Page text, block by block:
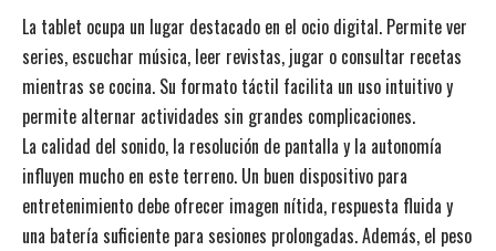
La tablet ocupa un lugar destacado en el ocio digital. Permite ver
series, escuchar música, leer revistas, jugar o consultar recetas
mientras se cocina. Su formato táctil facilita un uso intuitivo y
permite alternar actividades sin grandes complicaciones.
La calidad del sonido, la resolución de pantalla y la autonomía
influyen mucho en este terreno. Un buen dispositivo para
entretenimiento debe ofrecer imagen nítida, respuesta fluida y
una batería suficiente para sesiones prolongadas. Además, el peso